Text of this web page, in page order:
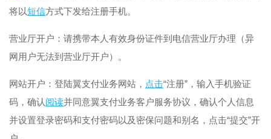
将以短信方式下发给注册手机。
营业厅开户：请携带本人有效身份证件到电信营业厅办理（异
网用户无法到营业厅开户）。
网站开户：登陆翼支付业务网站， 点击“注册”，输入手机验证
码，确认阅读并同意翼支付业务客户服务协议，确认个人信息
并设置登录密码和支付密码以及密保问题和别名，点击“提交”开